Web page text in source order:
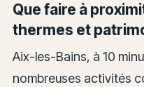
Que faire à
thermes et
Aix-les-Bains, à 10
nombreuses activités